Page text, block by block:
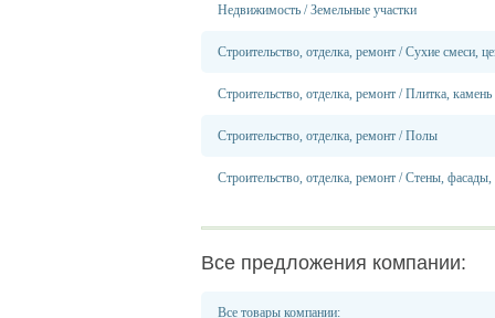
Недвижимость /Земельные участки
Строительство, отделка, ремонт /Сухие смеси,
Строительство, отделка, ремонт /Плитка, камень
Строительство, отделка, ремонт /Полы
Строительство, отделка, ремонт /Стены, фасады,
Все предложения компании:
Все товары компании: